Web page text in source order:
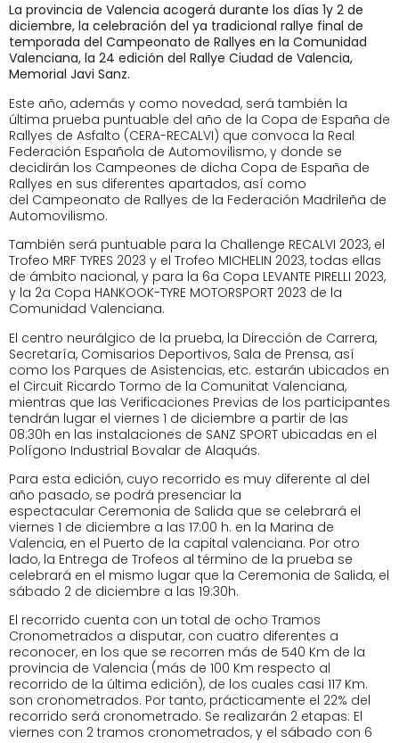
La provincia de Valencia acogerá durante los días 1y 2 de
diciembre, la celebración del ya tradicional rallye final de
temporada del Campeonato de Rallyes en la Comunidad
Valenciana, la 24 edición del Rallye Ciudad de Valencia,
Memorial Javi Sanz.
Este año, además y como novedad, será también la
última prueba puntuable del año de la Copa de España de
Rallyes de Asfalto (CERA-RECALVI) que convoca la Real
Federación Española de Automovilismo, y donde se
decidirán los Campeones de dicha Copa de España de
Rallyes en sus diferentes apartados, así como
del Campeonato de Rallyes de la Federación Madrileña de
Automovilismo.
También será puntuable para la Challenge RECALVI 2023, el
Trofeo MRF TYRES 2023 y el Trofeo MICHELIN 2023, todas ellas
de ámbito nacional, y para la 6a Copa LEVANTE PIRELLI 2023,
y la 2a Copa HANKOOK-TYRE MOTORSPORT 2023 de la
Comunidad Valenciana.
El centro neurálgico de la prueba, la Dirección de Carrera,
Secretaría, Comisarios Deportivos, Sala de Prensa, así
como los Parques de Asistencias, etc. estarán ubicados en
el Circuit Ricardo Tormo de la Comunitat Valenciana,
mientras que las Verificaciones Previas de los participantes
tendrán lugar el viernes 1 de diciembre a partir de las
08:30h en las instalaciones de SANZ SPORT ubicadas en el
Polígono Industrial Bovalar de Alaquás.
Para esta edición, cuyo recorrido es muy diferente al del
año pasado, se podrá presenciar la
espectacular Ceremonia de Salida que se celebrará el
viernes 1 de diciembre a las 17:00 h. en la Marina de
Valencia, en el Puerto de la capital valenciana. Por otro
lado, la Entrega de Trofeos al término de la prueba se
celebrará en el mismo lugar que la Ceremonia de Salida, el
sábado 2 de diciembre a las 19:30h.
El recorrido cuenta con un total de ocho Tramos
Cronometrados a disputar, con cuatro diferentes a
reconocer, en los que se recorren más de 540 Km de la
provincia de Valencia (más de 100 Km respecto al
recorrido de la última edición), de los cuales casi 117 Km.
son cronometrados. Por tanto, prácticamente el 22% del
recorrido será cronometrado. Se realizarán 2 etapas: El
viernes con 2 tramos cronometrados, y el sábado con 6